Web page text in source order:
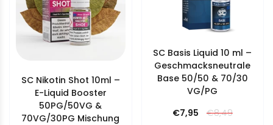
SC Nikotin Shot 10ml –
E-Liquid Booster
50PG/50VG &
70VG/30PG Mischung
SC Basis Liquid 10 ml –
Geschmacksneutrale
Base 50/50 & 70/30
VG/PG
€7,95
€8,49